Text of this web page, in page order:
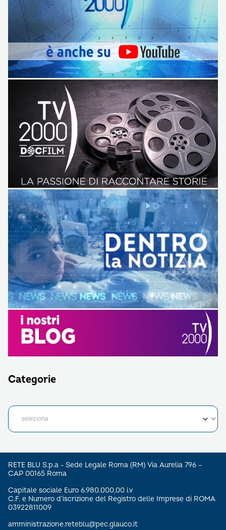
Categorie
RETE BLU S.p.a - Sede Legale Roma (RM) Via Aurelia 796 –
CAP 00165 Roma
Capitale sociale Euro 6.980.000,00 i.v
C.F. e Numero d’iscrizione del Registro delle Imprese di ROMA
03922811009
amministrazione.reteblu@pec.glauco.it